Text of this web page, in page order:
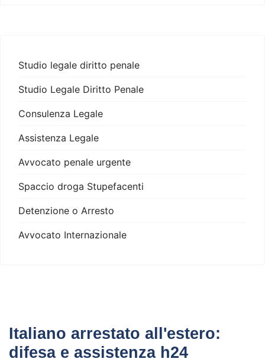
Studio legale diritto penale
Studio Legale Diritto Penale
Consulenza Legale
Assistenza Legale
Avvocato penale urgente
Spaccio droga Stupefacenti
Detenzione o Arresto
Avvocato Internazionale
Italiano arrestato all'estero:
difesa e assistenza h24